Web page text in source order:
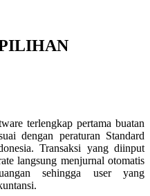
terlengkap pertama buatan
dengan peraturan Standard
Transaksi yang diinput
langsung menjurnal otomatis
sehingga user yang